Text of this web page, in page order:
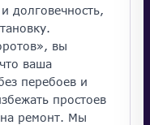
долговечность,
вы
ваша
перебоев и
простоев
ремонт. Мы